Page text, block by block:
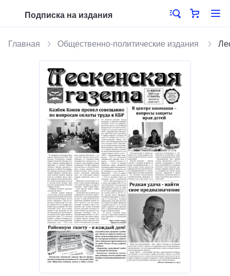
Подписка на издания
Главная Общественно-политические издания